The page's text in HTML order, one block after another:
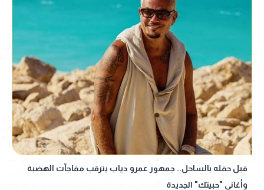
قبل حفله بالساحل.. جمهور عمرو دياب يترقب مفاجآت الهضبة
وأغاني "حبيتك" الجديدة